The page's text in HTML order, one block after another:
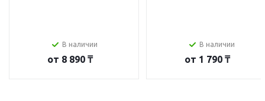
В наличии
от 8 890 ₸
В наличии
от 1 790 ₸